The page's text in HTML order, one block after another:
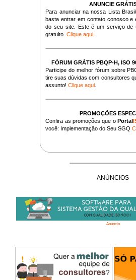
ANUNCIE
Para anunciar na nossa Lista
basta entrar em contato conosco e
do seu site. Este é um serviço de
gratuito.Clique aqui
FÓRUM GRÁTIS PBQP-H, ISO
Participe do melhor fórum sobre
tire suas dúvidas com consultores
assunto!Clique aqui
PROMOÇÕES
Confira as promoções que oPortal
você: Implementação do Seu SGQ
ANÚNCIOS
Anúncio